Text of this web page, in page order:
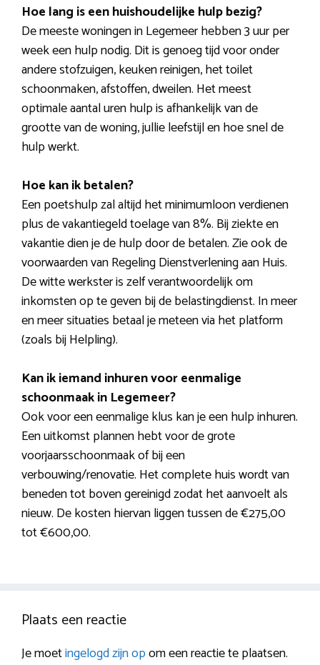
Hoe lang is een huishoudelijke hulp bezig?
De meeste woningen in Legemeer hebben 3 uur per
week een hulp nodig. Dit is genoeg tijd voor onder
andere stofzuigen, keuken reinigen, het toilet
schoonmaken, afstoffen, dweilen. Het meest
optimale aantal uren hulp is afhankelijk van de
grootte van de woning, jullie leefstijl en hoe snel de
hulp werkt.
Hoe kan ik betalen?
Een poetshulp zal altijd het minimumloon verdienen
plus de vakantiegeld toelage van 8%. Bij ziekte en
vakantie dien je de hulp door de betalen. Zie ook de
voorwaarden van Regeling Dienstverlening aan Huis.
De witte werkster is zelf verantwoordelijk om
inkomsten op te geven bij de belastingdienst. In meer
en meer situaties betaal je meteen via het platform
(zoals bij Helpling).
Kan ik iemand inhuren voor eenmalige
schoonmaak in Legemeer?
Ook voor een eenmalige klus kan je een hulp inhuren.
Een uitkomst plannen hebt voor de grote
voorjaarsschoonmaak of bij een
verbouwing/renovatie. Het complete huis wordt van
beneden tot boven gereinigd zodat het aanvoelt als
nieuw. De kosten hiervan liggen tussen de €275,00
tot €600,00.
Plaats een reactie
Je moetingelogd zijn opom een reactie te plaatsen.